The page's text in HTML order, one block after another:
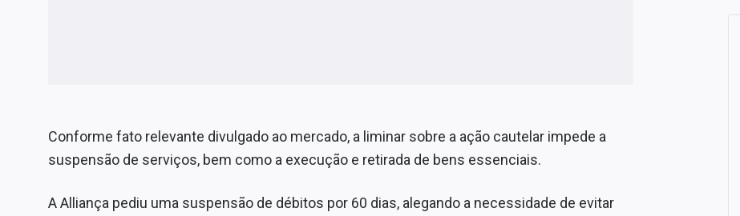
Conforme fato relevante divulgado ao mercado, a liminar sobre a ação cautelar impede a
suspensão de serviços, bem como a execução e retirada de bens essenciais.
A Alliança pediu uma suspensão de débitos por 60 dias, alegando a necessidade de evitar